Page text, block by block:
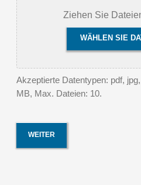
Ziehen Sie
WÄHLEN SIE
Akzeptierte Datentypen: pdf,
MB, Max. Dateien: 10.